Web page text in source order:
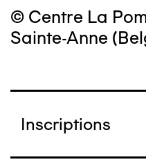
© Centre La
Sainte-Anne
Inscriptions